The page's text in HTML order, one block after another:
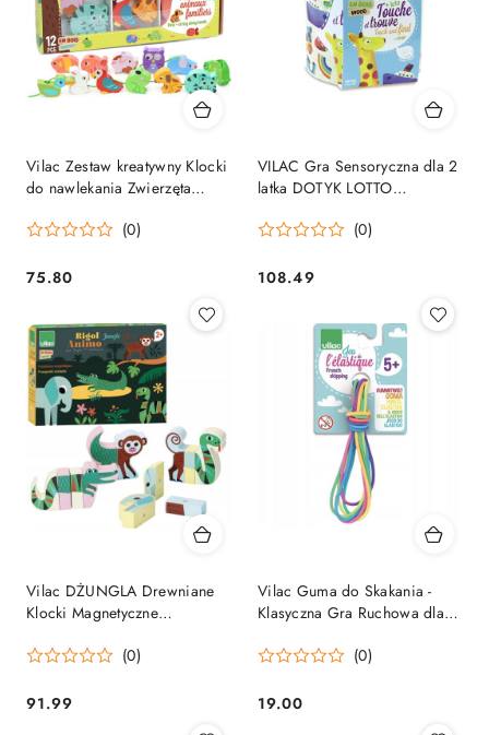
Vilac Zestaw kreatywny Klocki
do nawlekania Zwierzęta
(0)
Cena:
75.80
VILAC Gra Sensoryczna dla 2
latka DOTYK LOTTO
(0)
Cena:
108.49
Vilac DŻUNGLA Drewniane
Klocki Magnetyczne
(0)
Cena:
91.99
Vilac Guma do Skakania -
Klasyczna Gra Ruchowa dla
(0)
Cena:
19.00